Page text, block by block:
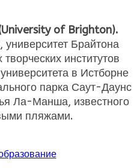
of Brighton).
Брайтона
институтов
в Истборне
парка Саут-Даунс
Ла-Манша, известного
пляжами.